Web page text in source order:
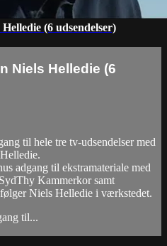
(6 udsendelser)
Niels Helledie (6
til hele tre tv-udsendelser med
adgang til ekstramateriale med
Kammerkor samt
Niels Helledie i værkstedet.
til...